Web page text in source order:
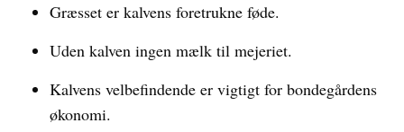
Græsset er kalvens foretrukne føde.
Uden kalven ingen mælk til mejeriet.
Kalvens velbefindende er vigtigt for bondegårdens
økonomi.